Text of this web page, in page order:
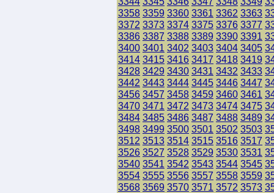
3358 3359 3360 3361 3362 3363
3372 3373 3374 3375 3376 3377
3386 3387 3388 3389 3390 3391
3400 3401 3402 3403 3404 3405
3414 3415 3416 3417 3418 3419
3428 3429 3430 3431 3432 3433
3442 3443 3444 3445 3446 3447
3456 3457 3458 3459 3460 3461
3470 3471 3472 3473 3474 3475
3484 3485 3486 3487 3488 3489
3498 3499 3500 3501 3502 3503
3512 3513 3514 3515 3516 3517
3526 3527 3528 3529 3530 3531
3540 3541 3542 3543 3544 3545
3554 3555 3556 3557 3558 3559
3568 3569 3570 3571 3572 3573